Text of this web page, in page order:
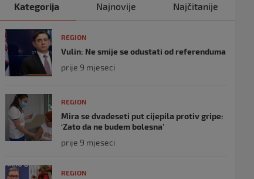
Kategorija Najnovije Najčitanije
REGION
Vulin: Ne smije se odustati od referenduma
prije 9 mjeseci
REGION
Mira se dvadeseti put cijepila protiv gripe:
‘Zato da ne budem bolesna’
prije 9 mjeseci
REGION